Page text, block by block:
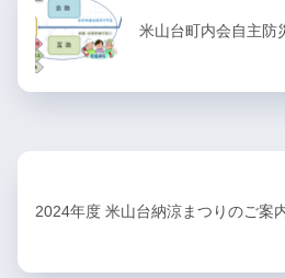
米山台町内会自主防
2024年度 米山台納涼まつりのご案